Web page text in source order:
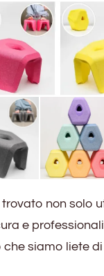
non solo
e
siamo liete